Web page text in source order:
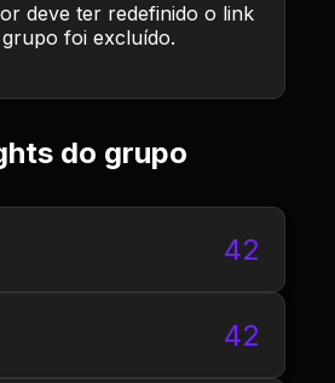
deve ter redefinido o link
foi excluído.
do grupo
42
42